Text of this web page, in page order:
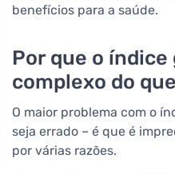
benefícios para a saúde.
Por que o
complexo do
O maior problema com o
seja errado – é que é
por várias razões.